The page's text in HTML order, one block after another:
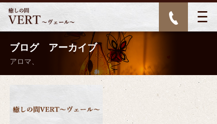
ブログ アーカイブ
アロマ、
>